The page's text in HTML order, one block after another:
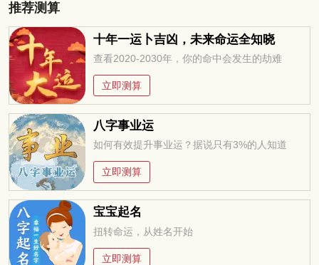
推荐测算
十年一运卜吉凶，未来命运全知晓
查看2020-2030年，你的命中会发生的劫难
立即测算
八字事业运
如何有效提升事业运？据说只有3%的人知道
立即测算
宝宝起名
扭转命运，从姓名开始
立即测算